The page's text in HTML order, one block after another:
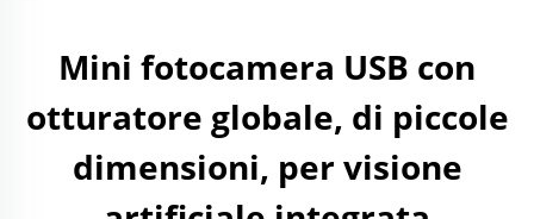
Mini fotocamera USB con
otturatore globale, di piccole
dimensioni, per visione